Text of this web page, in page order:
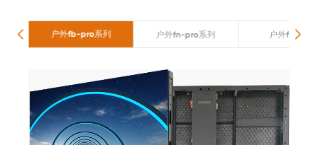
户外fb-pro系列 户外fn-pro系列 户外fs-pro